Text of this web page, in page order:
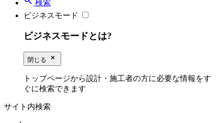
検索
ビジネスモード
ビジネスモードとは?
閉じる close_small
トップページから設計・施工者の方に必要な情報をす
ぐに検索できます
サイト内検索